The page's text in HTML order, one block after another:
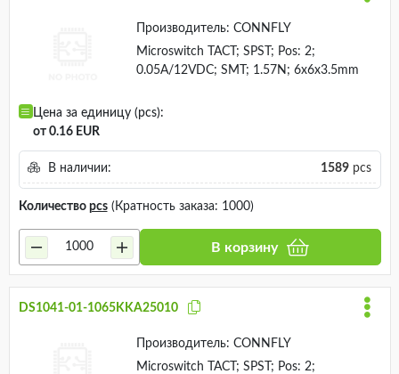
Производитель: CONNFLY
Microswitch TACT; SPST; Pos: 2;
0.05A/12VDC; SMT; 1.57N; 6x6x3.5mm
Цена за единицу (pcs):
от 0.16 EUR
В наличии: 1589pcs
Количество pcs(Кратность заказа: 1000)
В корзину
DS1041-01-1065KKA25010
Производитель: CONNFLY
Microswitch TACT; SPST; Pos: 2;